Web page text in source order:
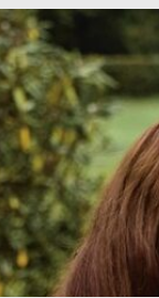
service mooie